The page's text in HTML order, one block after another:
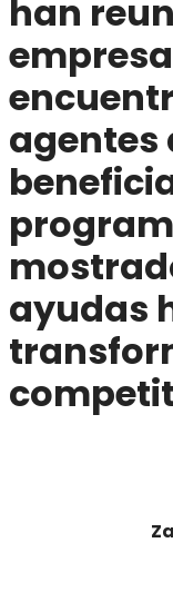
han
agentes
ayudas